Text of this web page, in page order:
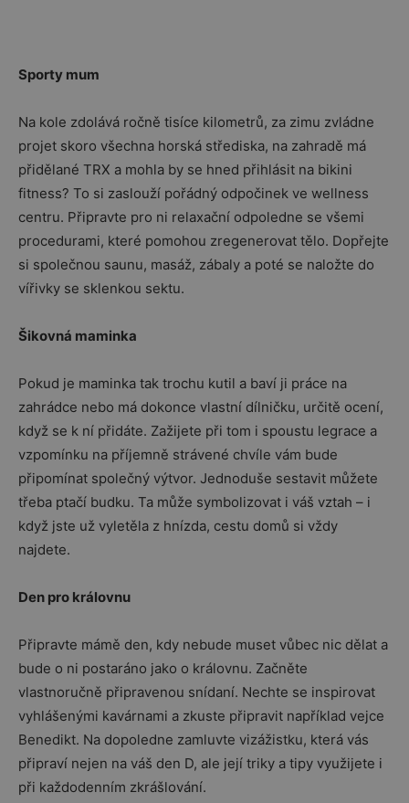
Sporty mum
Na kole zdolává ročně tisíce kilometrů, za zimu zvládne
projet skoro všechna horská střediska, na zahradě má
přidělané TRX a mohla by se hned přihlásit na bikini
fitness? To si zaslouží pořádný odpočinek ve wellness
centru. Připravte pro ni relaxační odpoledne se všemi
procedurami, které pomohou zregenerovat tělo. Dopřejte
si společnou saunu, masáž, zábaly a poté se naložte do
vířivky se sklenkou sektu.
Šikovná maminka
Pokud je maminka tak trochu kutil a baví ji práce na
zahrádce nebo má dokonce vlastní dílničku, určitě ocení,
když se k ní přidáte. Zažijete při tom i spoustu legrace a
vzpomínku na příjemně strávené chvíle vám bude
připomínat společný výtvor. Jednoduše sestavit můžete
třeba ptačí budku. Ta může symbolizovat i váš vztah – i
když jste už vyletěla z hnízda, cestu domů si vždy
najdete.
Den pro královnu
Připravte mámě den, kdy nebude muset vůbec nic dělat a
bude o ni postaráno jako o královnu. Začněte
vlastnoručně připravenou snídaní. Nechte se inspirovat
vyhlášenými kavárnami a zkuste připravit například vejce
Benedikt. Na dopoledne zamluvte vizážistku, která vás
připraví nejen na váš den D, ale její triky a tipy využijete i
při každodenním zkrášlování.